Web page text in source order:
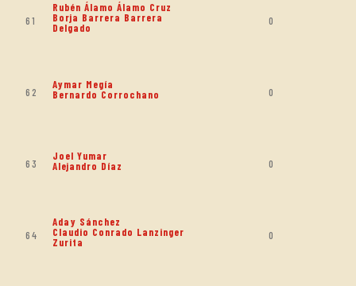
61
Rubén Álamo Álamo Cruz
Borja Barrera Barrera
Delgado
0
62
Aymar Megía
Bernardo Corrochano
0
63
Joel Yumar
Alejandro Díaz
0
64
Aday Sánchez
Claudio Conrado Lanzinger
Zurita
0